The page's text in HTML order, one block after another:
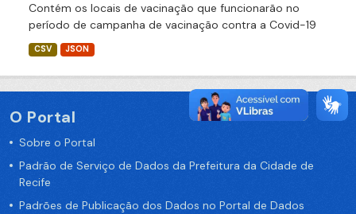
Contém os locais de vacinação que funcionarão no
período de campanha de vacinação contra a Covid-19
CSV JSON
O Portal
Sobre o Portal
Padrão de Serviço de Dados da Prefeitura da Cidade de
Recife
Padrões de Publicação dos Dados no Portal de Dados